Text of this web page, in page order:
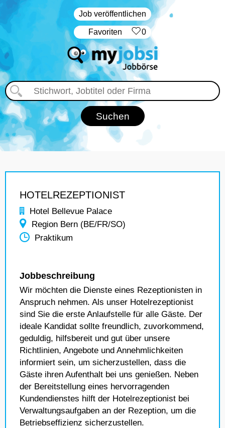
Job veröffentlichen
‏Favoriten 0
HOTELREZEPTIONIST
Hotel Bellevue Palace
Region Bern (BE/FR/SO)
Praktikum
Jobbeschreibung
Wir möchten die Dienste eines Rezeptionisten in
Anspruch nehmen. Als unser Hotelrezeptionist
sind Sie die erste Anlaufstelle für alle Gäste. Der
ideale Kandidat sollte freundlich, zuvorkommend,
geduldig, hilfsbereit und gut über unsere
Richtlinien, Angebote und Annehmlichkeiten
informiert sein, um sicherzustellen, dass die
Gäste ihren Aufenthalt bei uns genießen. Neben
der Bereitstellung eines hervorragenden
Kundendienstes hilft der Hotelrezeptionist bei
Verwaltungsaufgaben an der Rezeption, um die
Betriebseffizienz sicherzustellen.